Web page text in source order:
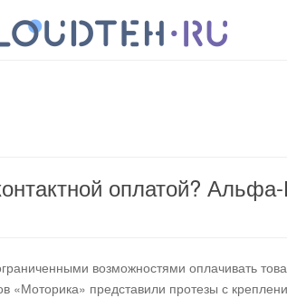
оплатой?
возможностями оплачивать
«Моторика» представили протезы с